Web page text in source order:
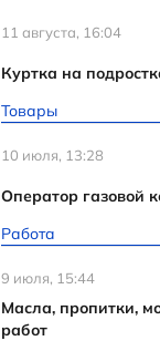
11 августа, 16:04
Куртка на
Товары
10 июля, 13:28
Оператор газовой
Работа
9 июля, 15:44
Масла, пропитки,
работ